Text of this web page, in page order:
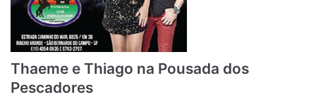
Thaeme e Thiago na Pousada dos
Pescadores